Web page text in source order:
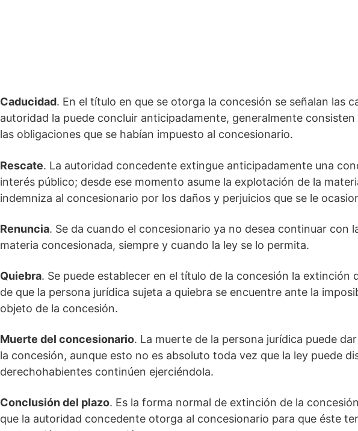
Caducidad. En el título en que se otorga la concesión se señalan las
autoridad la puede concluir anticipadamente, generalmente
las obligaciones que se habían impuesto al concesionario.
Rescate. La autoridad concedente extingue anticipadamente una
interés público; desde ese momento asume la explotación de la
indemniza al concesionario por los daños y perjuicios que se le
Renuncia. Se da cuando el concesionario ya no desea continuar con
materia concesionada, siempre y cuando la ley se lo permita.
Quiebra. Se puede establecer en el título de la concesión la extinción
de que la persona jurídica sujeta a quiebra se encuentre ante la
objeto de la concesión.
Muerte del concesionario. La muerte de la persona jurídica puede
la concesión, aunque esto no es absoluto toda vez que la ley puede
derechohabientes continúen ejerciéndola.
Conclusión del plazo. Es la forma normal de extinción de la
que la autoridad concedente otorga al concesionario para que éste